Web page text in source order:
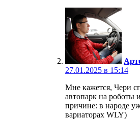
27.01.2025 в 15:14
Мне кажется, Чери
автопарк на роботы
причине: в народе
вариаторах WLY)